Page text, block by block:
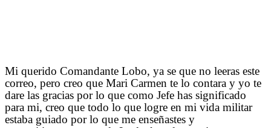
Mi querido Comandante Lobo, ya se que no leeras este
correo, pero creo que Mari Carmen te lo contara y yo te
dare las gracias por lo que como Jefe has significado
para mi, creo que todo lo que logre en mi vida militar
estaba guiado por lo que me enseñastes y